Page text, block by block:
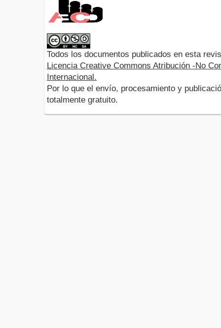
Todos los documentos publicados en esta
Licencia Creative Commons Atribución -No
Internacional.
Por lo que el envío, procesamiento y
totalmente gratuito.